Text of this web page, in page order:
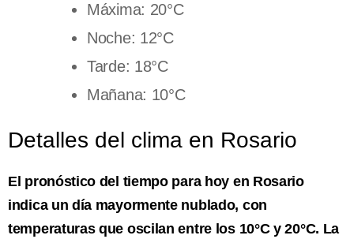
Máxima: 20°C
Noche: 12°C
Tarde: 18°C
Mañana: 10°C
Detalles del clima en Rosario
El pronóstico del tiempo para hoy en Rosario
indica un día mayormente nublado, con
temperaturas que oscilan entre los 10°C y 20°C. La